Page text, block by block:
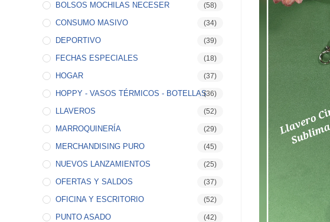
BOLSOS MOCHILAS NECESER (58)
CONSUMO MASIVO (34)
DEPORTIVO (39)
FECHAS ESPECIALES (18)
HOGAR (37)
HOPPY - VASOS TÉRMICOS - BOTELLAS(36)
LLAVEROS (52)
MARROQUINERÍA (29)
MERCHANDISING PURO (45)
NUEVOS LANZAMIENTOS (25)
OFERTAS Y SALDOS (37)
OFICINA Y ESCRITORIO (52)
PUNTO ASADO (42)